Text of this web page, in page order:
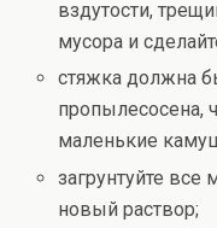
вздутости,
мусора и
стяжка должна
пропылесосена,
маленькие
загрунтуйте все
новый раствор;